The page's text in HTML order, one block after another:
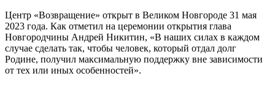
Центр «Возвращение» открыт в Великом Новгороде 31 мая
2023 года. Как отметил на церемонии открытия глава
Новгородчины Андрей Никитин, «В наших силах в каждом
случае сделать так, чтобы человек, который отдал долг
Родине, получил максимальную поддержку вне зависимости
от тех или иных особенностей».